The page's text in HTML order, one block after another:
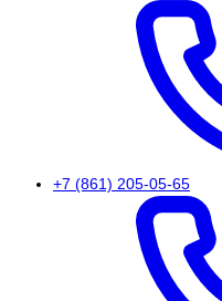
+7 (861) 205-05-65